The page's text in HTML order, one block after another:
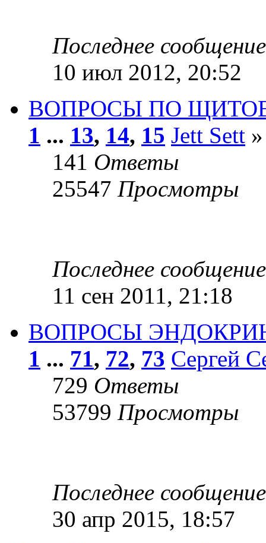
Последнее
10 июл 2012, 20:52
ВОПРОСЫ ПО
1 ... 13, 14, 15 Jett Sett
141 Ответы
25547 Просмотры
Последнее
11 сен 2011, 21:18
ВОПРОСЫ
1 ... 71, 72, 73 Сергей
729 Ответы
53799 Просмотры
Последнее
30 апр 2015, 18:57